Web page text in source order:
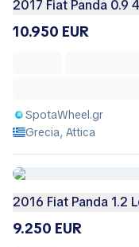
2017 Fiat Panda 0.9
10.950 EUR
SpotaWheel.gr
Grecia, Attica
2016 Fiat Panda 1.2
9.250 EUR